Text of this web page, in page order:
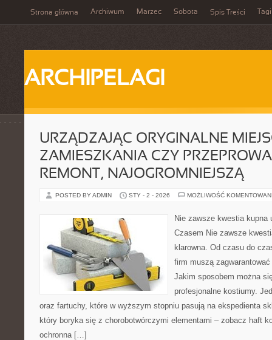
Strona główna Archiwum Marzec Sobota Spis Treści Tagi
ARCHIPELAGI
URZĄDZAJĄC ORYGINALNE
ZAMIESZKANIA CZY
REMONT, NAJOGROMNIEJSZĄ
POSTED BY ADMIN STY - 2 - 2026 MOŻLIWOŚĆ
Nie zawsze kwestia kupna
Czasem Nie zawsze
klarowna. Od czasu do
firm muszą
Jakim sposobem można
profesjonalne kostiumy.
oraz fartuchy, które w wyższym stopniu pasują na ekspedienta
który boryka się z chorobotwórczymi elementami – zobacz haft
ochronna […]